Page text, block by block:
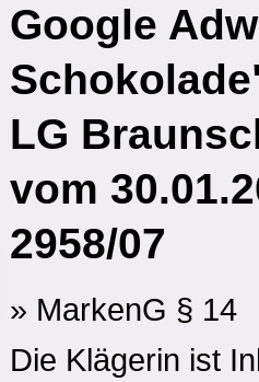
Google
LG
vom
2958/07
» MarkenG § 14
Die Klägerin ist